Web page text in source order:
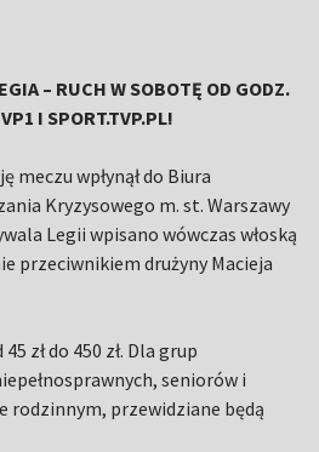
– RUCH W SOBOTĘ OD GODZ.
I SPORT.TVP.PL!
meczu wpłynął do Biura
Kryzysowego m. st. Warszawy
Legii wpisano wówczas włoską
przeciwnikiem drużyny Macieja
zł do 450 zł. Dla grup
seniorów i
rodzinnym, przewidziane będą